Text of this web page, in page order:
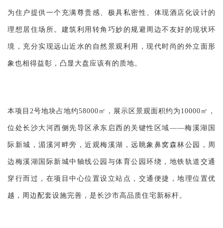
企业会员
关于投稿
广告投放
为住户提供一个充满尊贵感、极具私密性、体现酒店化设计的
理想居住场所。建筑利用转角巧妙的规避周边不友好的现状环
境，充分实现远山近水的自然景观利用，现代时尚的外立面形
象也相得益彰，凸显大盘应该有的质地。
本项目2号地块占地约58000㎡，展示区景观面积约为10000㎡，
位处长沙大河西侧先导区承东启西的关键性区域——梅溪湖国
际新城，湄溪河畔旁，近观梅溪湖，远眺象鼻窝森林公园，周
边梅溪湖国际新城中轴线公园与体育公园环绕，地铁轨道交通
穿行而过，在项目中心位置设立站点，交通便捷，地理位置优
越，周边配套设施完善，是长沙市高品质住宅新标杆。